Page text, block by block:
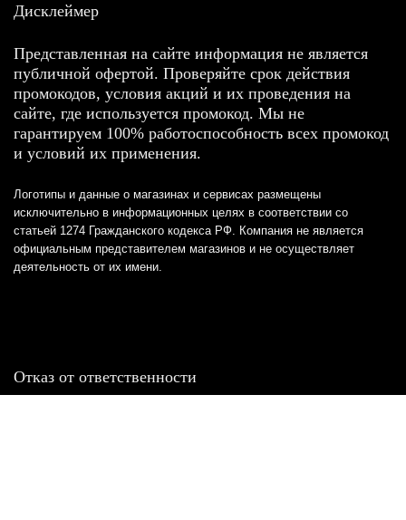
Дисклеймер
Представленная на сайте информация не является
публичной офертой. Проверяйте срок действия
промокодов, условия акций и их проведения на
сайте, где используется промокод. Мы не
гарантируем 100% работоспособность всех промокод
и условий их применения.
Логотипы и данные о магазинах и сервисах размещены
исключительно в информационных целях в соответствии со
статьей 1274 Гражданского кодекса РФ. Компания не является
официальным представителем магазинов и не осуществляет
деятельность от их имени.
Отказ от ответственности